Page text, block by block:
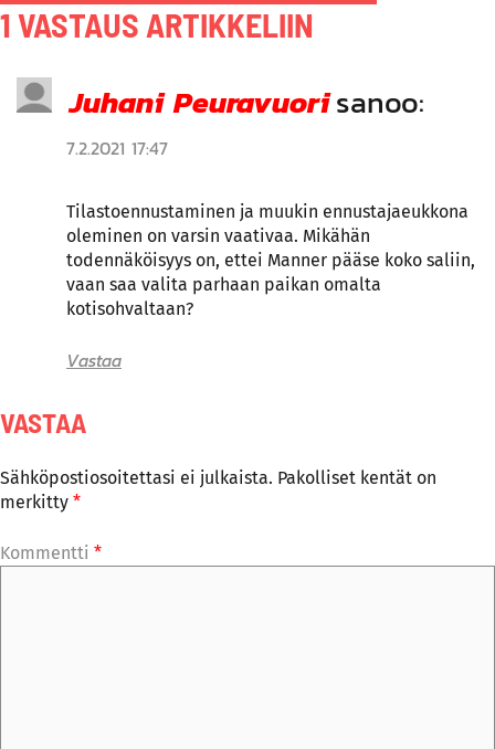
1 VASTAUS ARTIKKELIIN
Juhani Peuravuorisanoo:
7.2.2021 17:47
Tilastoennustaminen ja muukin ennustajaeukkona
oleminen on varsin vaativaa. Mikähän
todennäköisyys on, ettei Manner pääse koko saliin,
vaan saa valita parhaan paikan omalta
kotisohvaltaan?
Vastaa
VASTAA
Sähköpostiosoitettasi ei julkaista. Pakolliset kentät on
merkitty *
Kommentti *